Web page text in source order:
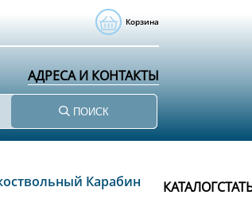
КАТАЛОГ
Корзина
АДРЕСА И КОНТАКТЫ
ПОИСК
Карабин